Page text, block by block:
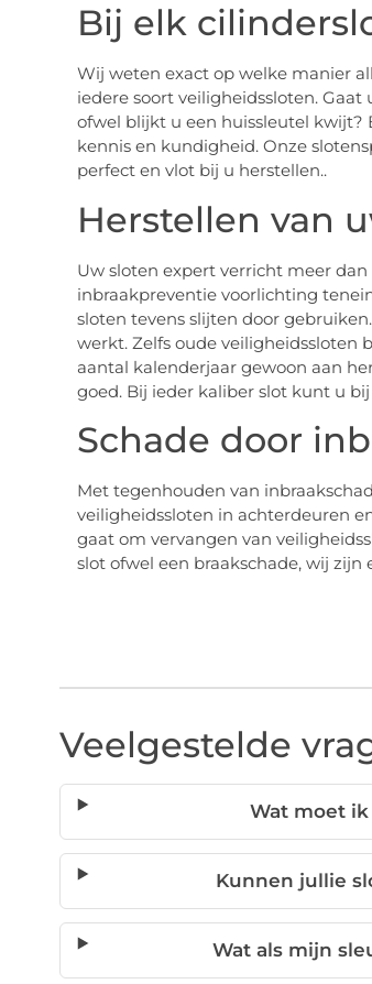
Bij elk
Wij weten exact op welke manier
iedere soort veiligheidssloten.
ofwel blijkt u een huissleutel kwijt?
kennis en kundigheid. Onze
perfect en vlot bij u herstellen..
Herstellen van
Uw sloten expert verricht meer
inbraakpreventie voorlichting
sloten tevens slijten door
werkt. Zelfs oude veiligheidssloten
aantal kalenderjaar gewoon aan
goed. Bij ieder kaliber slot kunt u
Schade door
Met tegenhouden van
veiligheidssloten in achterdeuren
gaat om vervangen van
slot ofwel een braakschade, wij zijn
Veelgestelde
Wat moet
Kunnen jullie
Wat als mijn